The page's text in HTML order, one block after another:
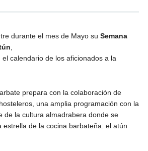
durante el mes de Mayo su Semana
calendario de los aficionados a la
prepara con la colaboración de
una amplia programación con la
de la cultura almadrabera donde se
estrella de la cocina barbateña: el atún